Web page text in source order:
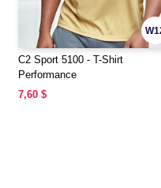
C2 Sport 5100 - T-Shirt
Performance
7,60 $